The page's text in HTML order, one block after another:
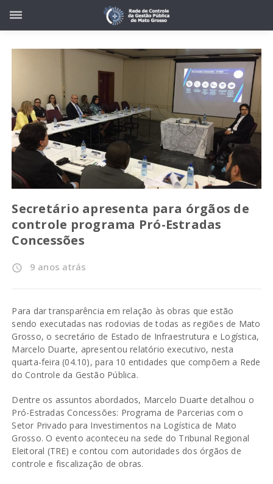
Secretário apresenta para órgãos de
controle programa Pró-Estradas
Concessões
access_time 9 anos atrás
Para dar transparência em relação às obras que estão
sendo executadas nas rodovias de todas as regiões de Mato
Grosso, o secretário de Estado de Infraestrutura e Logística,
Marcelo Duarte, apresentou relatório executivo, nesta
quarta-feira (04.10), para 10 entidades que compõem a Rede
do Controle da Gestão Pública.
Dentre os assuntos abordados, Marcelo Duarte detalhou o
Pró-Estradas Concessões: Programa de Parcerias com o
Setor Privado para Investimentos na Logística de Mato
Grosso. O evento aconteceu na sede do Tribunal Regional
Eleitoral (TRE) e contou com autoridades dos órgãos de
controle e fiscalização de obras.